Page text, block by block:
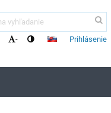
- Prihlásenie